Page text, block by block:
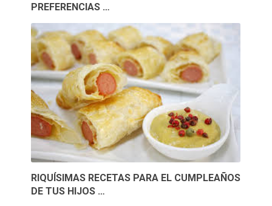
PREFERENCIAS …
RIQUÍSIMAS RECETAS PARA EL CUMPLEAÑOS
DE TUS HIJOS …